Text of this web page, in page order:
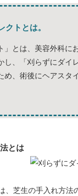
クトとは。
」とは、美容外科
し、「刈らずにダイ
め、術後にヘアスタ
とは
、芝生の手入れ方法